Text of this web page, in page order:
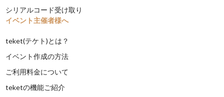
シリアルコード受け取り
イベント主催者様へ
teket(テケト)とは？
イベント作成の方法
ご利用料金について
teketの機能ご紹介